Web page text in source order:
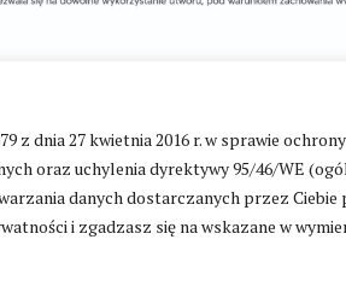
z dnia 27 kwietnia 2016 r. w sprawie
oraz uchylenia dyrektywy 95/46/WE
danych dostarczanych przez Ciebie
i zgadzasz się na wskazane w